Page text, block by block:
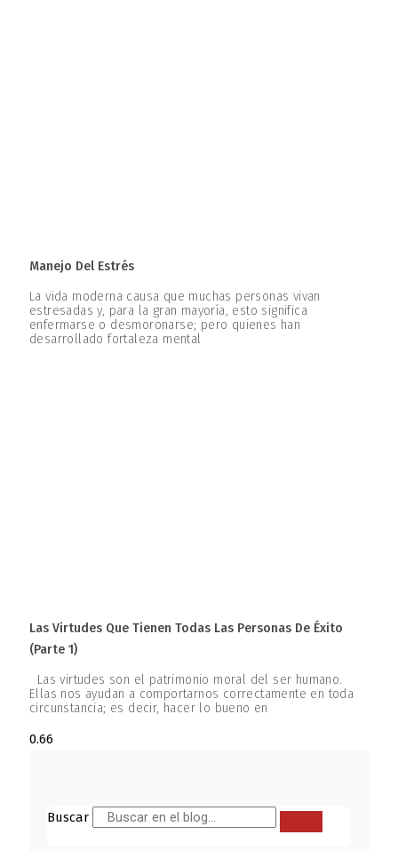
Manejo Del Estrés
La vida moderna causa que muchas personas vivan
estresadas y, para la gran mayoría, esto significa
enfermarse o desmoronarse; pero quienes han
desarrollado fortaleza mental
Las Virtudes Que Tienen Todas Las Personas De Éxito
(parte 1)
Las virtudes son el patrimonio moral del ser humano.
Ellas nos ayudan a comportarnos correctamente en toda
circunstancia; es decir, hacer lo bueno en
Buscar